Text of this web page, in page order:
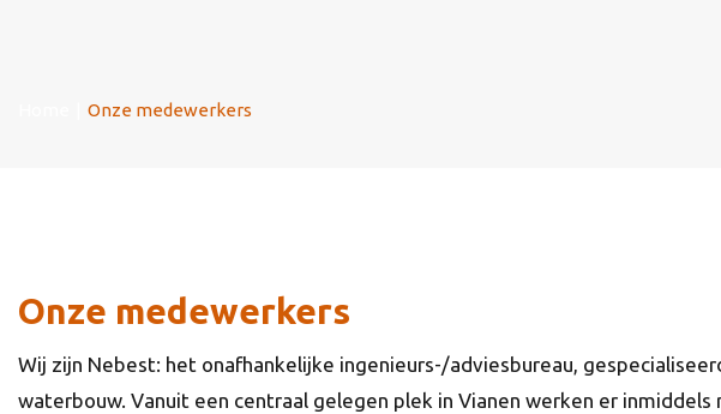
Onze medewerkers
Onze medewerkers
Wij zijn Nebest: het onafhankelijke ingenieurs-/adviesbureau,
waterbouw. Vanuit een centraal gelegen plek in Vianen werken er